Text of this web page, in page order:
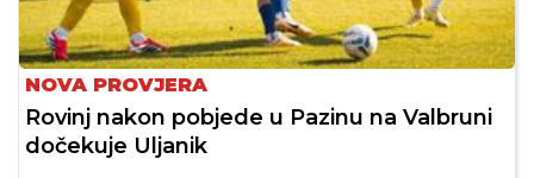
NOVA PROVJERA
Rovinj nakon pobjede u Pazinu na Valbruni
dočekuje Uljanik